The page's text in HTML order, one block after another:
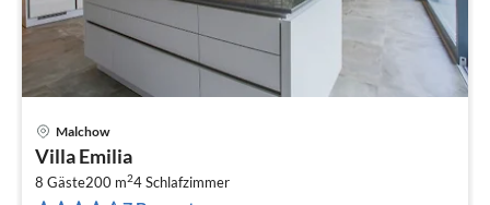
Malchow
Villa Emilia
8 Gäste200 m24Schlafzimmer